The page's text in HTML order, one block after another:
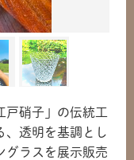
戸硝子」の伝統工
、透明を基調とし
グラスを展示販売